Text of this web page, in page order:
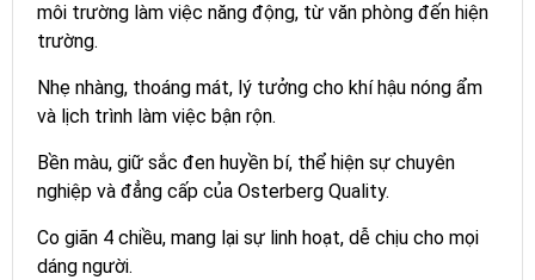
môi trường làm việc năng động, từ văn phòng đến hiện
trường.
Nhẹ nhàng, thoáng mát, lý tưởng cho khí hậu nóng ẩm
và lịch trình làm việc bận rộn.
Bền màu, giữ sắc đen huyền bí, thể hiện sự chuyên
nghiệp và đẳng cấp của Osterberg Quality.
Co giãn 4 chiều, mang lại sự linh hoạt, dễ chịu cho mọi
dáng người.